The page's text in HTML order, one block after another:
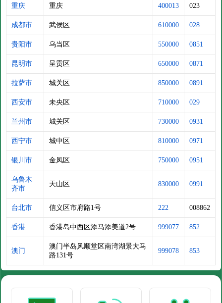
重庆 重庆 400013 023
成都市 武侯区 610000 028
贵阳市 乌当区 550000 0851
昆明市 呈贡区 650000 0871
拉萨市 城关区 850000 0891
西安市 未央区 710000 029
兰州市 城关区 730000 0931
西宁市 城中区 810000 0971
银川市 金凤区 750000 0951
乌鲁木
齐市
天山区 830000 0991
台北市 信义区市府路1号 222 008862
香港 香港岛中西区添马添美道2号 999077 852
澳门
澳门半岛风顺堂区南湾湖景大马
路131号
999078 853